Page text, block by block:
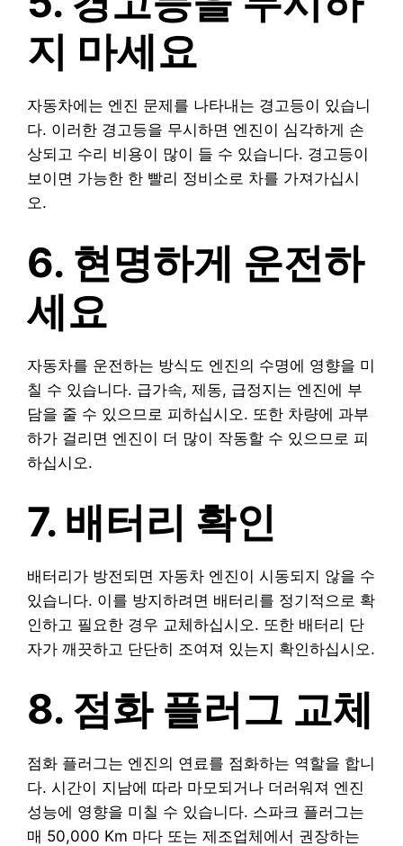
지 마세요
자동차에는 엔진 문제를 나타내는 경고등이 있습니
다. 이러한 경고등을 무시하면 엔진이 심각하게 손
상되고 수리 비용이 많이 들 수 있습니다. 경고등이
보이면 가능한 한 빨리 정비소로 차를 가져가십시
오.
6. 현명하게 운전하
세요
자동차를 운전하는 방식도 엔진의 수명에 영향을 미
칠 수 있습니다. 급가속, 제동, 급정지는 엔진에 부
담을 줄 수 있으므로 피하십시오. 또한 차량에 과부
하가 걸리면 엔진이 더 많이 작동할 수 있으므로 피
하십시오.
7. 배터리 확인
배터리가 방전되면 자동차 엔진이 시동되지 않을 수
있습니다. 이를 방지하려면 배터리를 정기적으로 확
인하고 필요한 경우 교체하십시오. 또한 배터리 단
자가 깨끗하고 단단히 조여져 있는지 확인하십시오.
8. 점화 플러그 교체
점화 플러그는 엔진의 연료를 점화하는 역할을 합니
다. 시간이 지남에 따라 마모되거나 더러워져 엔진
성능에 영향을 미칠 수 있습니다. 스파크 플러그는
매 50,000 Km 마다 또는 제조업체에서 권장하는